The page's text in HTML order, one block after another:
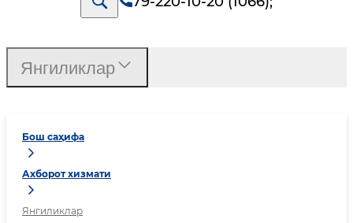
Бош саҳифа
Ахборот хизмати
Янгиликлар
Янгиликлар